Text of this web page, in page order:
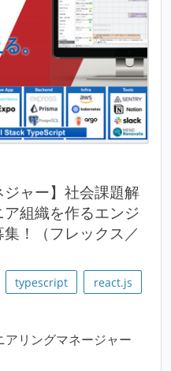
ジャー】社会課題解
組織を作るエンジ
！（フレックス／
typescript
react.js
アリングマネージャー